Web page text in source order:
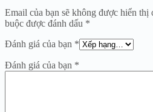
Email của bạn sẽ không được hiển thị
buộc được đánh dấu *
Đánh giá của bạn *
Đánh giá của bạn *